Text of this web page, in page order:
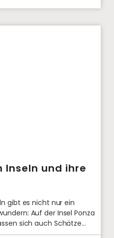
Inseln und ihre
gibt es nicht nur ein
Auf der Insel Ponza
sich auch Schätze